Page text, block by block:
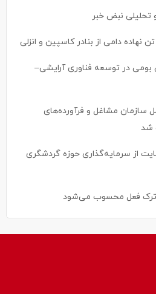
تحلیلی نبض خبر
در توسعه فناوری آرایشی–
سازمان مشاغل و فرآورده‌های
شد
از سرمایه‌گذاری حوزه گردشگری
ترک فعل محسوب می‌شود